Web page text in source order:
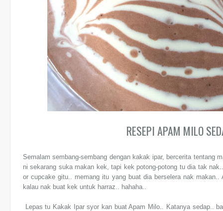
RESEPI APAM MILO
Semalam sembang-sembang dengan kakak ipar, bercerita tentang
ni sekarang suka makan kek, tapi kek potong-potong tu dia tak
or cupcake gitu.. memang itu yang buat dia berselera nak
kalau nak buat kek untuk harraz.. hahaha..
Lepas tu Kakak Ipar syor kan buat Apam Milo.. Katanya sedap..